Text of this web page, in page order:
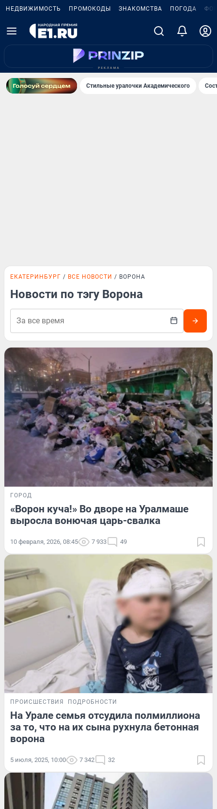
НЕДВИЖИМОСТЬ ПРОМОКОДЫ ЗНАКОМСТВА ПОГОДА
Стильные уралочки Академического
ЕКАТЕРИНБУРГ ВСЕ НОВОСТИ ВОРОНА
Новости по тэгу Ворона
ГОРОД
«Ворон куча!» Во дворе на Уралмаше
выросла вонючая царь-свалка
10 февраля, 2026, 08:45 7 933 49
ПРОИСШЕСТВИЯ ПОДРОБНОСТИ
На Урале семья отсудила полмиллиона
за то, что на их сына рухнула бетонная
ворона
5 июля, 2025, 10:00 7 342 32